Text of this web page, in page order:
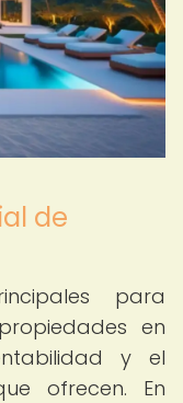
de
para
en
y el
ofrecen. En